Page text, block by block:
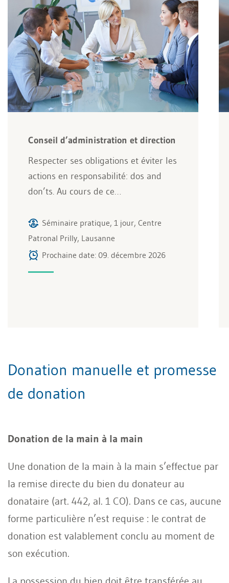
Conseil d’administration et direction
Respecter ses obligations et éviter les
actions en responsabilité: dos and
don’ts. Au cours de ce…
Séminaire pratique, 1 jour, Centre
Patronal Prilly, Lausanne
Prochaine date: 09. décembre 2026
Donation manuelle et promesse
de donation
Donation de la main à la main
Une donation de la main à la main s’effectue par
la remise directe du bien du donateur au
donataire (art. 442, al. 1 CO). Dans ce cas, aucune
forme particulière n’est requise : le contrat de
donation est valablement conclu au moment de
son exécution.